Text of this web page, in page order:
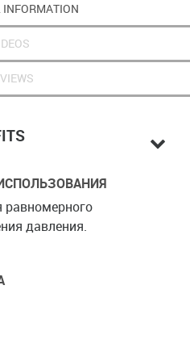
давления.